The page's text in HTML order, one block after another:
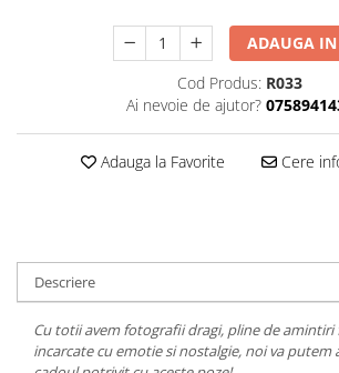
ADAUGA IN
Cod Produs: R033
Ai nevoie de ajutor?
Adauga la Favorite Cere
Descriere
Cu totii avem fotografii dragi, pline de amintiri
incarcate cu emotie si nostalgie, noi va putem